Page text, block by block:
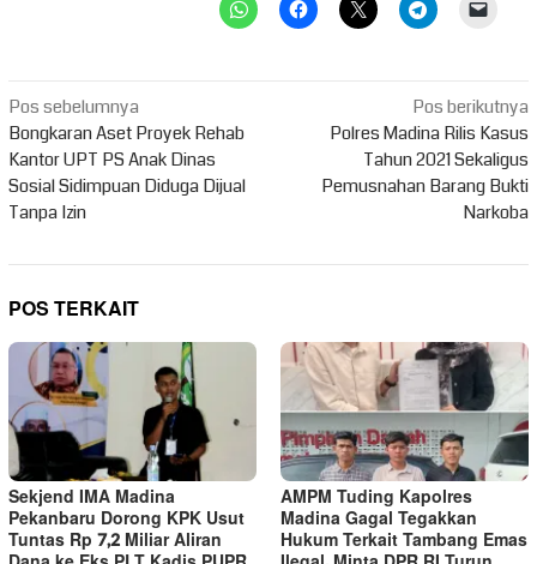
Navigasi
pos
Pos sebelumnya
Bongkaran Aset Proyek Rehab
Kantor UPT PS Anak Dinas
Sosial Sidimpuan Diduga Dijual
Tanpa Izin
Pos berikutnya
Polres Madina Rilis Kasus
Tahun 2021 Sekaligus
Pemusnahan Barang Bukti
Narkoba
POS TERKAIT
Sekjend IMA Madina
Pekanbaru Dorong KPK Usut
Tuntas Rp 7,2 Miliar Aliran
AMPM Tuding Kapolres
Madina Gagal Tegakkan
Hukum Terkait Tambang Emas